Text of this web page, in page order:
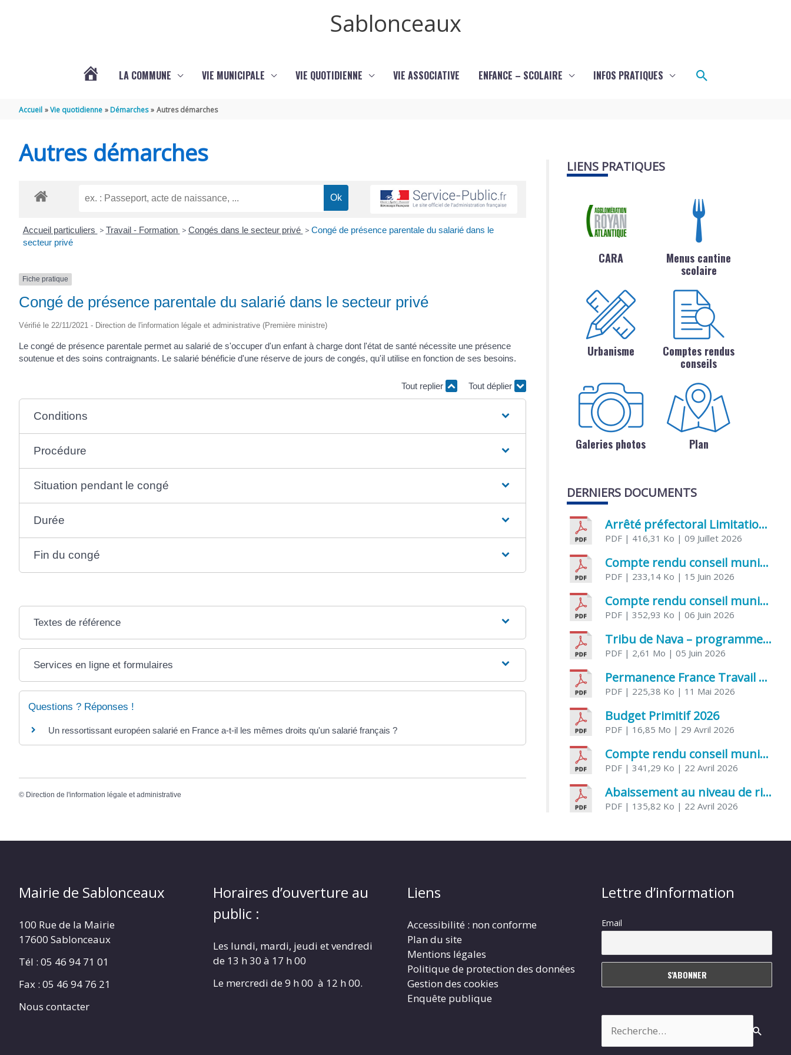
Sablonceaux
LA COMMUNE VIE MUNICIPALE VIE QUOTIDIENNE VIE ASSOCIATIVE ENFANCE – SCOLAIRE INFOS PRATIQUES Rechercher
Accueil Vie quotidienne Démarches Autres démarches
Autres démarches
Accueil particuliers > Travail - Formation > Congés dans le secteur privé > Congé de présence parentale du salarié dans le
secteur privé
Fiche pratique
Congé de présence parentale du salarié dans le secteur privé
Vérifié le 22/11/2021 - Direction de l'information légale et administrative (Première ministre)
Le congé de présence parentale permet au salarié de s'occuper d'un enfant à charge dont l'état de santé nécessite une présence
soutenue et des soins contraignants. Le salarié bénéficie d'une réserve de jours de congés, qu'il utilise en fonction de ses besoins.
Tout replier Tout déplier
Conditions
Procédure
Situation pendant le congé
Durée
Fin du congé
Textes de référence
Services en ligne et formulaires
Questions ? Réponses !
Un ressortissant européen salarié en France a-t-il les mêmes droits qu'un salarié français ?
© Direction de l'information légale et administrative
LIENS PRATIQUES
CARA
Menus cantine
scolaire
Urbanisme
Comptes rendus
conseils
Galeries photos Plan
DERNIERS DOCUMENTS
Arrêté préfectoral Limitation provisoire des usages de l’eau
PDF | 416,31 Ko | 09 Juillet 2026
Compte rendu conseil municipal 5 juin 2026 sénatoriale
PDF | 233,14 Ko | 15 Juin 2026
Compte rendu conseil municipal – 21 avril 2026
PDF | 352,93 Ko | 06 Juin 2026
Tribu de Nava – programme et inscriptions été 2026
PDF | 2,61 Mo | 05 Juin 2026
Permanence France Travail au CCAS de Saujon Juin 2026
PDF | 225,38 Ko | 11 Mai 2026
Budget Primitif 2026
PDF | 16,85 Mo | 29 Avril 2026
Compte rendu conseil municipal – 7 avril 2026
PDF | 341,29 Ko | 22 Avril 2026
Abaissement au niveau de risque modéré de l’Influenza aviaire
PDF | 135,82 Ko | 22 Avril 2026
Mairie de Sablonceaux
100 Rue de la Mairie
17600 Sablonceaux
Tél : 05 46 94 71 01
Fax : 05 46 94 76 21
Nous contacter
Horaires d’ouverture au
public :
Les lundi, mardi, jeudi et vendredi
de 13 h 30 à 17 h 00
Le mercredi de 9 h 00 à 12 h 00.
Liens
Accessibilité : non conforme
Plan du site
Mentions légales
Politique de protection des données
Gestion des cookies
Enquête publique
Lettre d’information
Email